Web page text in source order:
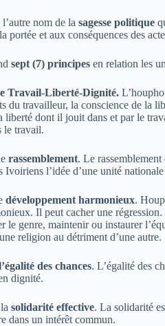
nom de la sagesse politique
portée et aux conséquences des
sept (7) principes en relation les
Travail-Liberté-Dignité.
du travailleur, la conscience de la
liberté dont il jouit dans et par le
le travail.
rassemblement. Le
Ivoiriens l’idée d’une unité
développement harmonieux.
Il peut cacher une
le genre, maintenir ou instaurer
religion au détriment d’une autre.
des chances. L’égalité des
dignité.
solidarité effective. La solidarité
dans un intérêt commun.